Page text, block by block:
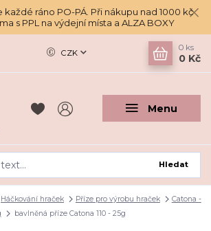
ráno PO-PÁ. Při nákupu nad 1000 kč
s PPL na výdejní místa a ALZA BOXY
Menu
CZK
Hledat
0 ks
0 Kč
Háčkování hraček Příze pro výrobu hraček
Catona -
bavlněná příze Catona 110 - 25g